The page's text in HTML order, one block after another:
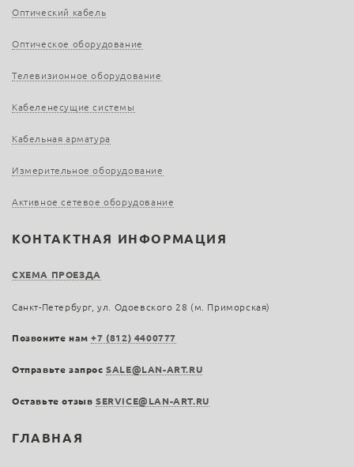
ГЛАВНАЯ
Оптический кабель
Оптическое оборудование
Телевизионное оборудование
Кабеленесущие системы
Кабельная арматура
Измерительное оборудование
Активное сетевое оборудование
КОНТАКТНАЯ ИНФОРМАЦИЯ
СХЕМА ПРОЕЗДА
Санкт-Петербург, ул. Одоевского 28 (м. Приморская)
Позвоните нам+7 (812) 4400777
Отправьте запросSALE@LAN-ART.RU
Оставьте отзыв SERVICE@LAN-ART.RU